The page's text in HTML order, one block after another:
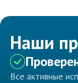
Наши
Все активные